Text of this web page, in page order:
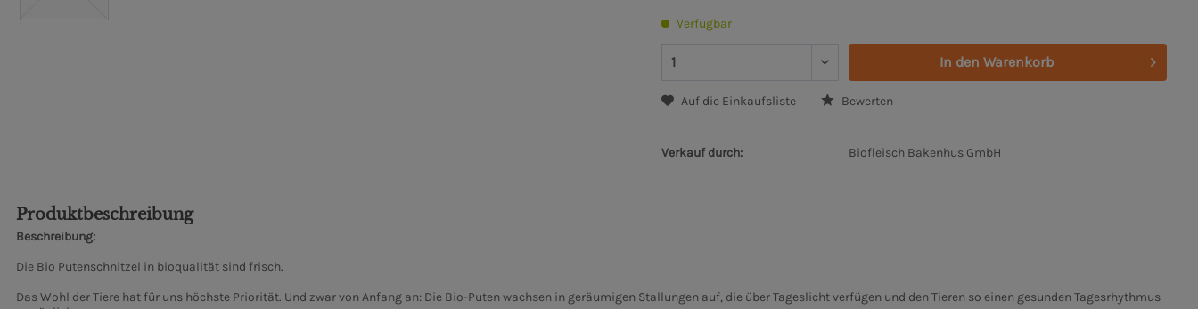
Verfügbar
In den Warenkorb
Auf die Einkaufsliste Bewerten
Verkauf durch: Biofleisch Bakenhus GmbH
Produktbeschreibung
Beschreibung:
Die Bio Putenschnitzel in bioqualität sind frisch.
Das Wohl der Tiere hat für uns höchste Priorität. Und zwar von Anfang an: Die Bio-Puten wachsen in geräumigen Stallungen auf, die über Tageslicht verfügen und den Tieren so einen gesunden Tagesrhythmus